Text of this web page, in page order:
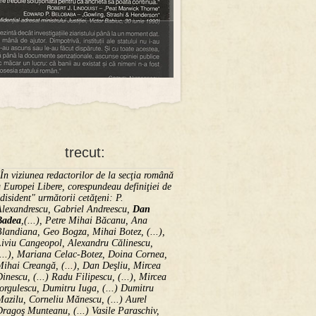
trecut:
viziunea redactorilor de la secţia română
Europei Libere, corespundeau definiţiei de
următorii ce­tă­ţeni: P.
Gabriel Andreescu, Dan
,(...), Petre Mihai Băcanu, Ana
Geo Bogza, Mihai Botez, (...),
Cangeopol, Alexandru Călinescu,
Mariana Celac-Botez, Doina Cornea,
Creangă, (...), Dan Deşliu, Mircea
(...) Radu Filipescu, (...), Mircea
Dumitru Iuga, (...) Dumitru
Corneliu Mănescu, (...) Aurel
Munteanu, (...) Vasile Paraschiv,